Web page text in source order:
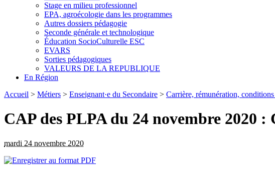
Stage en milieu professionnel
EPA, agroécologie dans les programmes
Autres dossiers pédagogie
Seconde générale et technologique
Éducation SocioCulturelle ESC
EVARS
Sorties pédagogiques
VALEURS DE LA REPUBLIQUE
En Région
Accueil > Métiers > Enseignant·e du Secondaire > Carrière, rémunération,
CAP des PLPA du 24 novembre 2020
mardi 24 novembre 2020